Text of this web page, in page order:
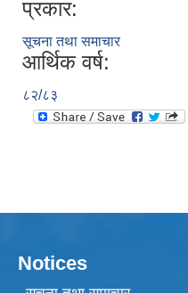
प्रकार:
सूचना तथा समाचार
आर्थिक वर्ष:
८२/८३
Notices